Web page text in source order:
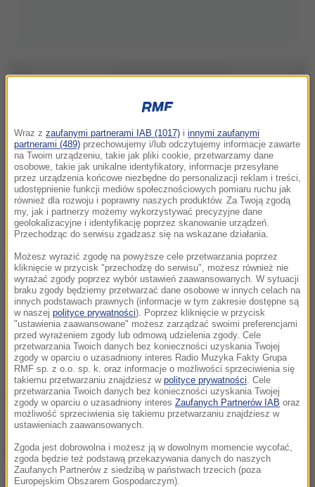
To wszystko zaczęło się na poddaszu przed moimi
trzydziestymi urodzinami. Czułam się zagubiona
zawodowo. To niesamowite, do czego to
doprowadziło- stwierdziła cytowana na oficjalnej
stronie filmu reżyserka Dorota Kobiela.Jestem
dumna z faktu, że to pierwsza pełnometrażowa
polska animacja nominowana do Oscara. Tak samo
cieszy mnie to, że jestem jedną z dwóch reżyserek
nominowanych w tym roku w tej kategorii
Kobiela.Najbardziej dumna jestem z moich malarzy,
aktorów i ekipy. Oni uwierzyli w to, co wiele osób
Wraz z zaufanymi partnerami IAB (1017) i innymi zaufanymi
partnerami (489) przechowujemy i/lub odczytujemy informacje zawarte
na Twoim urządzeniu, takie jak pliki cookie, przetwarzamy dane
osobowe, takie jak unikalne identyfikatory, informacje przesyłane
przez urządzenia końcowe niezbędne do personalizacji reklam i treści,
udostępnienie funkcji mediów społecznościowych pomiaru ruchu jak
również dla rozwoju i poprawny naszych produktów. Za Twoją zgodą
my, jak i partnerzy możemy wykorzystywać precyzyjne dane
geolokalizacyjne i identyfikację poprzez skanowanie urządzeń.
Przechodząc do serwisu zgadzasz się na wskazane działania.
Możesz wyrazić zgodę na powyższe cele przetwarzania poprzez
kliknięcie w przycisk "przechodzę do serwisu", możesz również nie
wyrażać zgody poprzez wybór ustawień zaawansowanych. W sytuacji
braku zgody będziemy przetwarzać dane osobowe w innych celach na
innych podstawach prawnych (informacje w tym zakresie dostępne są
w naszej polityce prywatności). Poprzez kliknięcie w przycisk
"ustawienia zaawansowane" możesz zarządzać swoimi preferencjami
przed wyrażeniem zgody lub odmową udzielenia zgody. Cele
przetwarzania Twoich danych bez konieczności uzyskania Twojej
zgody w oparciu o uzasadniony interes Radio Muzyka Fakty Grupa
RMF sp. z o.o. sp. k. oraz informacje o możliwości sprzeciwienia się
takiemu przetwarzaniu znajdziesz w polityce prywatności. Cele
przetwarzania Twoich danych bez konieczności uzyskania Twojej
zgody w oparciu o uzasadniony interes Zaufanych Partnerów IAB oraz
możliwość sprzeciwienia się takiemu przetwarzaniu znajdziesz w
ustawieniach zaawansowanych.
Zgoda jest dobrowolna i możesz ją w dowolnym momencie wycofać,
zgoda będzie też podstawą przekazywania danych do naszych
Zaufanych Partnerów z siedzibą w państwach trzecich (poza
Europejskim Obszarem Gospodarczym).